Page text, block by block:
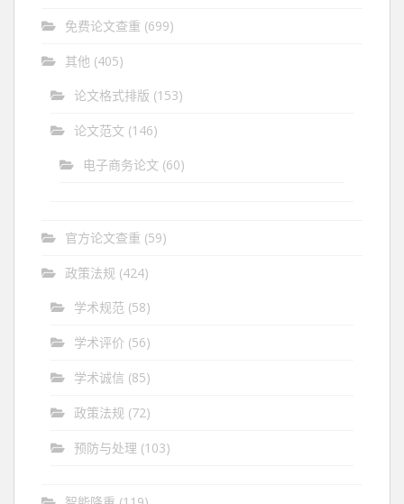
免费论文查重 (699)
其他 (405)
论文格式排版 (153)
论文范文 (146)
电子商务论文 (60)
官方论文查重 (59)
政策法规 (424)
学术规范 (58)
学术评价 (56)
学术诚信 (85)
政策法规 (72)
预防与处理 (103)